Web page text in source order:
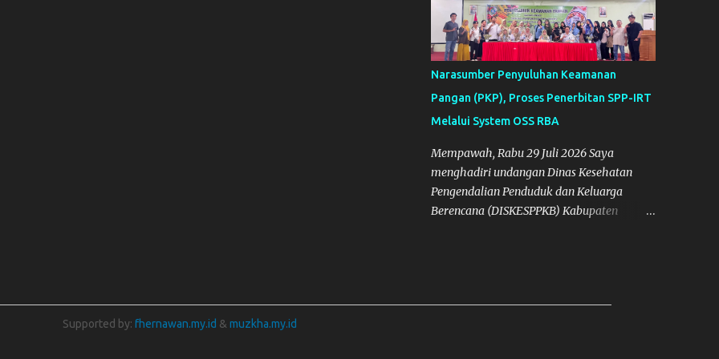
Narasumber Penyuluhan Keamanan
Pangan (PKP), Proses Penerbitan SPP-IRT
Melalui System OSS RBA
Mempawah, Rabu 29 Juli 2026 Saya
menghadiri undangan Dinas Kesehatan
Pengendalian Penduduk dan Keluarga
Berencana (DISKESPPKB) Kabupaten
Supported by: fhernawan.my.id & muzkha.my.id